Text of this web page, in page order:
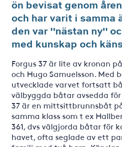
ön bevisat genom
och har varit i samma
den var "nästan ny"
med kunskap och
Forgus 37 är lite av kronan
och Hugo Samuelsson. Med
utvecklade varvet fortsatt
välbyggda båtar avsedda
37 är en mittsittbrunnsbåt
samma klass som t ex
361, dvs välgjorda båtar för
havet, ofta seglade av ett